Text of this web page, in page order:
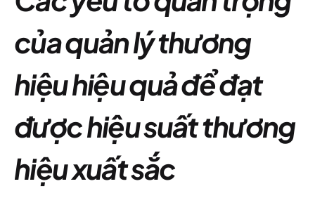
của quản lý thương
hiệu hiệu quả để đạt
được hiệu suất thương
hiệu xuất sắc